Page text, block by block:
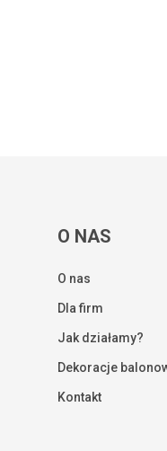
Kwota:
O NAS
O nas
Dla firm
Jak działamy?
Dekoracje
Kontakt